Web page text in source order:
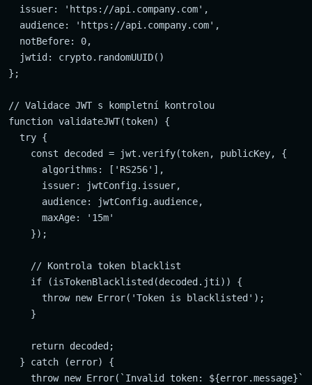
  issuer: 'https://api.company.com',
  audience: 'https://api.company.com',
  notBefore: 0,
  jwtid: crypto.randomUUID()
};
// Validace JWT s kompletní kontrolou
function validateJWT(token) {
  try {
    const decoded = jwt.verify(token, publicKey, {
      algorithms: ['RS256'],
      issuer: jwtConfig.issuer,
      audience: jwtConfig.audience,
      maxAge: '15m'
    });
    // Kontrola token blacklist
    if (isTokenBlacklisted(decoded.jti)) {
      throw new Error('Token is blacklisted');
    }
    return decoded;
  } catch (error) {
throw new Error(`Invalid token: